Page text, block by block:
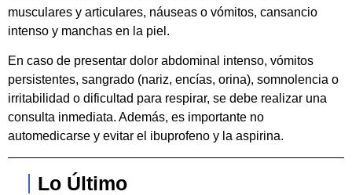
musculares y articulares, náuseas o vómitos, cansancio
intenso y manchas en la piel.
En caso de presentar dolor abdominal intenso, vómitos
persistentes, sangrado (nariz, encías, orina), somnolencia o
irritabilidad o dificultad para respirar, se debe realizar una
consulta inmediata. Además, es importante no
automedicarse y evitar el ibuprofeno y la aspirina.
Lo Último